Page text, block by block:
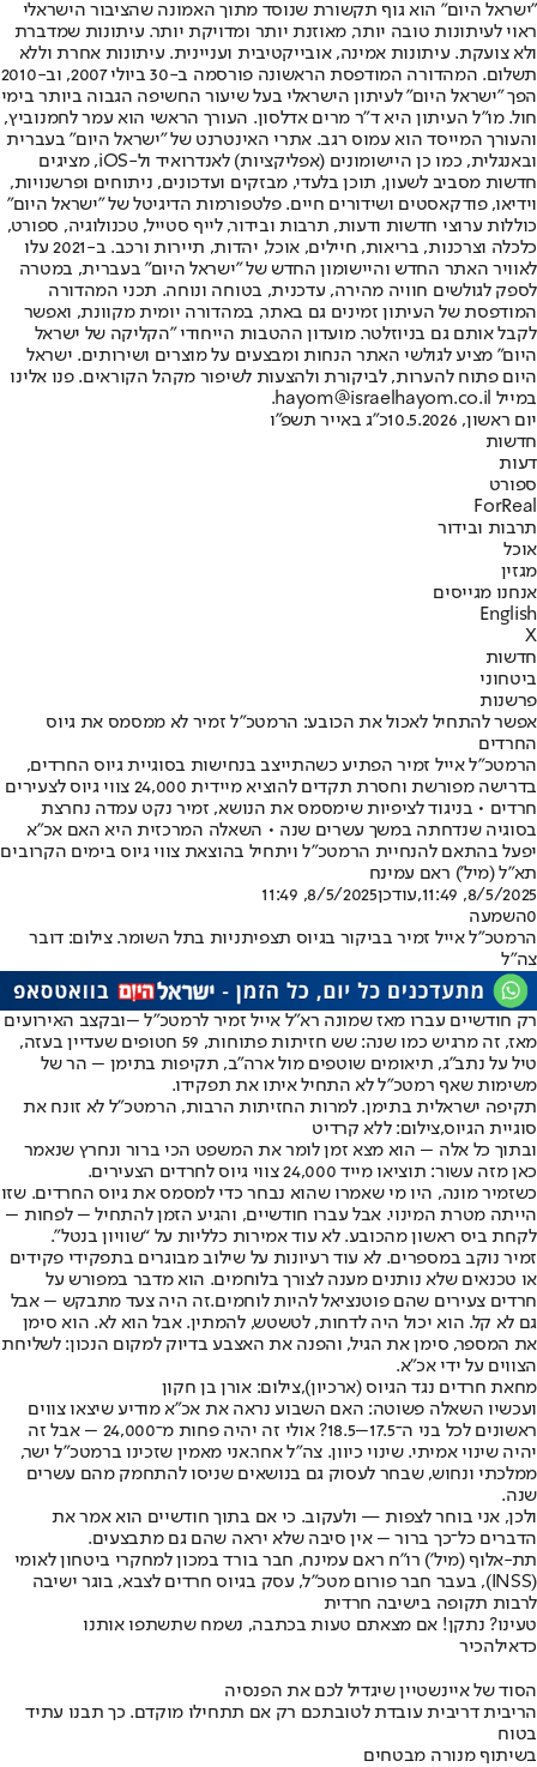
"ישראל היום" הוא גוף תקשורת שנוסד מתוך האמונה שהציבור הישראלי
ראוי לעיתונות טובה יותר, מאוזנת יותר ומדויקת יותר. עיתונות שמדברת
ולא צועקת. עיתונות אמינה, אובייקטיבית ועניינית. עיתונות אחרת וללא
תשלום. המהדורה המודפסת הראשונה פורסמה ב-30 ביולי 2007, וב-2010
הפך "ישראל היום" לעיתון הישראלי בעל שיעור החשיפה הגבוה ביותר בימי
חול. מו"ל העיתון היא ד"ר מרים אדלסון. העורך הראשי הוא עמר לחמנוביץ,
והעורך המייסד הוא עמוס רגב. אתרי האינטרנט של "ישראל היום" בעברית
ובאנגלית, כמו כן היישומונים (אפליקציות) לאנדרואיד ול-iOS, מציגים
חדשות מסביב לשעון, תוכן בלעדי, מבזקים ועדכונים, ניתוחים ופרשנויות,
וידיאו, פודקאסטים ושידורים חיים. פלטפורמות הדיגיטל של "ישראל היום"
כוללות ערוצי חדשות ודעות, תרבות ובידור, לייף סטייל, טכנולוגיה, ספורט,
כלכלה וצרכנות, בריאות, חיילים, אוכל, יהדות, תיירות ורכב. ב-2021 עלו
לאוויר האתר החדש והיישומון החדש של "ישראל היום" בעברית, במטרה
לספק לגולשים חוויה מהירה, עדכנית, בטוחה ונוחה. תכני המהדורה
המודפסת של העיתון זמינים גם באתר, במהדורה יומית מקוונת, ואפשר
לקבל אותם גם בניוזלטר. מועדון ההטבות הייחודי "הקליקה של ישראל
היום" מציע לגולשי האתר הנחות ומבצעים על מוצרים ושירותים. ישראל
היום פתוח להערות, לביקורת ולהצעות לשיפור מקהל הקוראים. פנו אלינו
במייל hayom@israelhayom.co.il.
יום ראשון, 10.5.2026
כ"ג באייר תשפ"ו
חדשות
דעות
ספורט
ForReal
תרבות ובידור
אוכל
מגזין
אנחנו מגייסים
English
X
חדשות
ביטחוני
פרשנות
אפשר להתחיל לאכול את הכובע: הרמטכ"ל זמיר לא ממסמס את גיוס
החרדים
הרמטכ"ל אייל זמיר הפתיע כשהתייצב בנחישות בסוגיית גיוס החרדים,
בדרישה מפורשת וחסרת תקדים להוציא מיידית 24,000 צווי גיוס לצעירים
חרדים • בניגוד לציפיות שימסמס את הנושא, זמיר נקט עמדה נחרצת
בסוגיה שנדחתה במשך עשרים שנה • השאלה המרכזית היא האם אכ"א
יפעל בהתאם להנחיית הרמטכ"ל ויתחיל בהוצאת צווי גיוס בימים הקרובים
תא"ל (מיל') ראם עמינח
8/5/2025, 11:49
,עודכן8/5/2025, 11:49
0השמעה
הרמטכ"ל אייל זמיר בביקור בגיוס תצפיתניות בתל השומר. צילום: דובר
צה"ל
רק חודשיים עברו מאז שמונה רא"ל אייל זמיר לרמטכ״ל –ובקצב האירועים
מאז, זה מרגיש כמו שנה: שש חזיתות פתוחות, 59 חטופים שעדיין בעזה,
טיל על נתב"ג, תיאומים שוטפים מול ארה״ב, תקיפות בתימן – הר של
משימות שאף רמטכ״ל לא התחיל איתו את תפקידו.
תקיפה ישראלית בתימן. למרות החזיתות הרבות, הרמטכ"ל לא זונח את
סוגיית הגיוס,צילום: ללא קרדיט
ובתוך כל אלה – הוא מצא זמן לומר את המשפט הכי ברור ונחרץ שנאמר
כאן מזה עשור: תוציאו מייד 24,000 צווי גיוס לחרדים הצעירים.
כשזמיר מונה, היו מי שאמרו שהוא נבחר כדי למסמס את גיוס החרדים. שזו
הייתה מטרת המינוי. אבל עברו חודשיים, והגיע הזמן להתחיל – לפחות –
לקחת ביס ראשון מהכובע. לא עוד אמירות כלליות על “שוויון בנטל”.
זמיר נוקב במספרים. לא עוד רעיונות על שילוב מבוגרים בתפקידי פקידים
או טכנאים שלא נותנים מענה לצורך בלוחמים. הוא מדבר במפורש על
חרדים צעירים שהם פוטנציאל להיות לוחמים.זה היה צעד מתבקש – אבל
גם לא קל. הוא יכול היה לדחות, לטשטש, להמתין. אבל הוא לא. הוא סימן
את המספר, סימן את הגיל, והפנה את האצבע בדיוק למקום הנכון: לשליחת
הצווים על ידי אכ״א.
מחאת חרדים נגד הגיוס (ארכיון),צילום: אורן בן חקון
ועכשיו השאלה פשוטה: האם השבוע נראה את אכ״א מודיע שיצאו צווים
ראשונים לכל בני ה־17.5–18.5? אולי זה יהיה פחות מ־24,000 – אבל זה
יהיה שינוי אמיתי. שינוי כיוון. צה״ל אחר.אני מאמין שזכינו ברמטכ״ל ישר,
ממלכתי ונחוש, שבחר לעסוק גם בנושאים שניסו להתחמק מהם עשרים
שנה.
ולכן, אני בוחר לצפות — ולעקוב. כי אם בתוך חודשיים הוא אמר את
הדברים כל־כך ברור – אין סיבה שלא יראה שהם גם מתבצעים.
תת-אלוף (מיל') רו"ח ראם עמינח, חבר בורד במכון למחקרי ביטחון לאומי
(INSS), בעבר חבר פורום מטכ"ל, עסק בגיוס חרדים לצבא, בוגר ישיבה
לרבות תקופה בישיבה חרדית
טעינו? נתקן! אם מצאתם טעות בכתבה, נשמח שתשתפו אותנו
כדאילהכיר
הסוד של איינשטיין שיגדיל לכם את הפנסיה
הריבית דריבית עובדת לטובתכם רק אם תתחילו מוקדם. כך תבנו עתיד
בטוח
בשיתוף מנורה מבטחים